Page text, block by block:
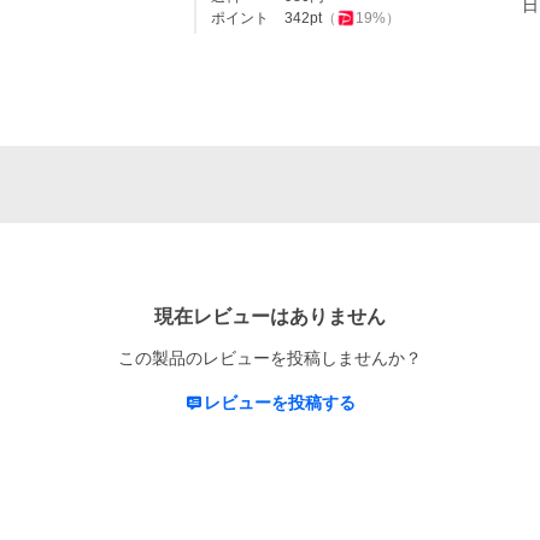
ポイント
342pt（ 19%）
現在レビューはありません
この製品のレビューを投稿しませんか？
レビューを投稿する